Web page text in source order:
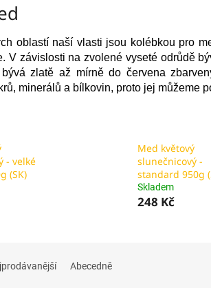
oblastí naší vlasti jsou kolébkou pro
V závislosti na zvolené vyseté odrůdě
zlatě až mírně do červena
minerálů a bílkovin, proto jej můžeme
- velké
(SK)
Med květový
slunečnicový -
standard 950g
Skladem
248 Kč
Abecedně